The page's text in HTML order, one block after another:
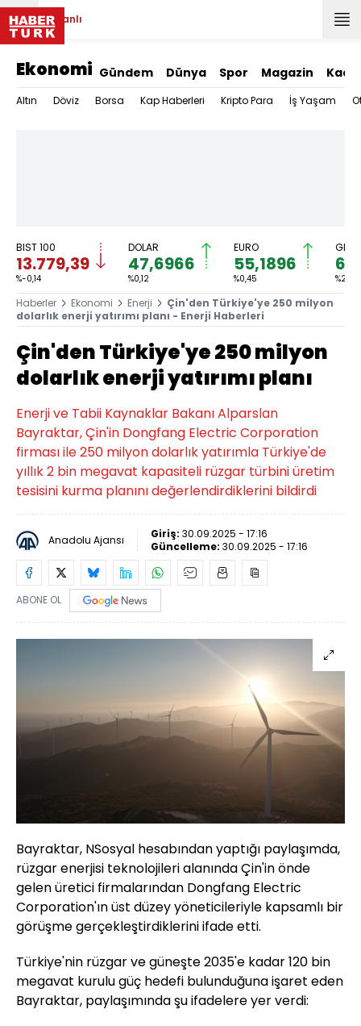
Canlı
Ekonomi Gündem Dünya Spor Magazin
Altın Döviz Borsa Kap Haberleri Kripto Para İş Yaşam
BIST 100
13.779,39
%-0,14
DOLAR
47,6966
%0,12
EURO
55,1896
%0,45 %2,59
Haberler Ekonomi Enerji
Çin'den Türkiye'ye 250 milyon
dolarlık enerji yatırımı planı - Enerji Haberleri
Çin'den Türkiye'ye 250 milyon
dolarlık enerji yatırımı planı
Enerji ve Tabii Kaynaklar Bakanı Alparslan
Bayraktar, Çin'in Dongfang Electric Corporation
firması ile 250 milyon dolarlık yatırımla Türkiye'de
yıllık 2 bin megavat kapasiteli rüzgar türbini üretim
tesisini kurma planını değerlendirdiklerini bildirdi
Anadolu Ajansı Giriş: 30.09.2025 - 17:16
Güncelleme: 30.09.2025 - 17:16
ABONE OL
Bayraktar, NSosyal hesabından yaptığı paylaşımda,
rüzgar enerjisi teknolojileri alanında Çin'in önde
gelen üretici firmalarından Dongfang Electric
Corporation'ın üst düzey yöneticileriyle kapsamlı bir
görüşme gerçekleştirdiklerini ifade etti.
Türkiye'nin rüzgar ve güneşte 2035'e kadar 120 bin
megavat kurulu güç hedefi bulunduğuna işaret eden
Bayraktar, paylaşımında şu ifadelere yer verdi: